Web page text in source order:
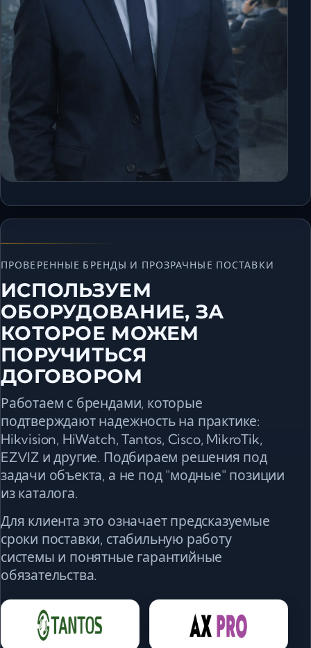
ПРОВЕРЕННЫЕ БРЕНДЫ И ПРОЗРАЧНЫЕ ПОСТАВКИ
ИСПОЛЬЗУЕМ
ОБОРУДОВАНИЕ, ЗА
КОТОРОЕ МОЖЕМ
ПОРУЧИТЬСЯ
ДОГОВОРОМ
Работаем с брендами, которые
подтверждают надежность на практике:
Hikvision, HiWatch, Tantos, Cisco, MikroTik,
EZVIZ и другие. Подбираем решения под
задачи объекта, а не под "модные" позиции
из каталога.
Для клиента это означает предсказуемые
сроки поставки, стабильную работу
системы и понятные гарантийные
обязательства.